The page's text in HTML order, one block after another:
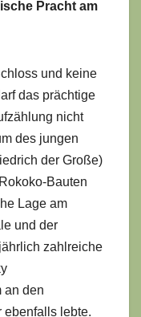
Pracht am
und keine
das prächtige
nicht
des jungen
der Große)
Bauten
Lage am
und der
zahlreiche
an den
ebenfalls lebte.